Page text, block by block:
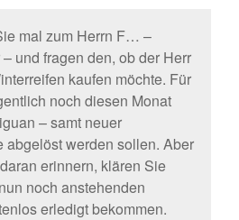
mal zum Herrn F… –
und fragen den, ob der Herr
kaufen möchte. Für
noch diesen Monat
– samt neuer
abgelöst werden sollen. Aber
erinnern, klären Sie
noch anstehenden
erledigt bekommen.